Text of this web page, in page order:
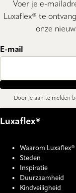
Voer je e-
Luxaflex® te
onze
E-mail
Door je aan te melden
Luxaflex®
Waarom Luxaflex®
Steden
Inspiratie
Duurzaamheid
Kindveiligheid